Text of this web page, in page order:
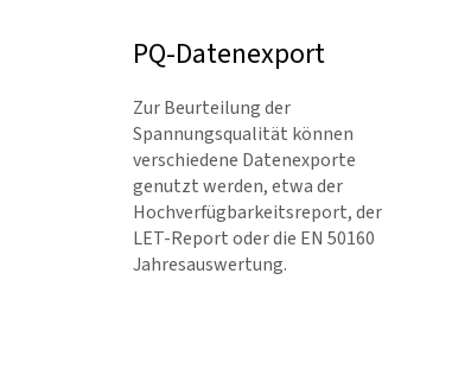
PQ-Datenexport
Zur Beurteilung der
Spannungsquali­tät können
verschiedene Datenexpor­te
genutzt werden, etwa der
Hochver­fügbarkeitsreport, der
LET-Report oder die EN 50160
Jahresauswertung.